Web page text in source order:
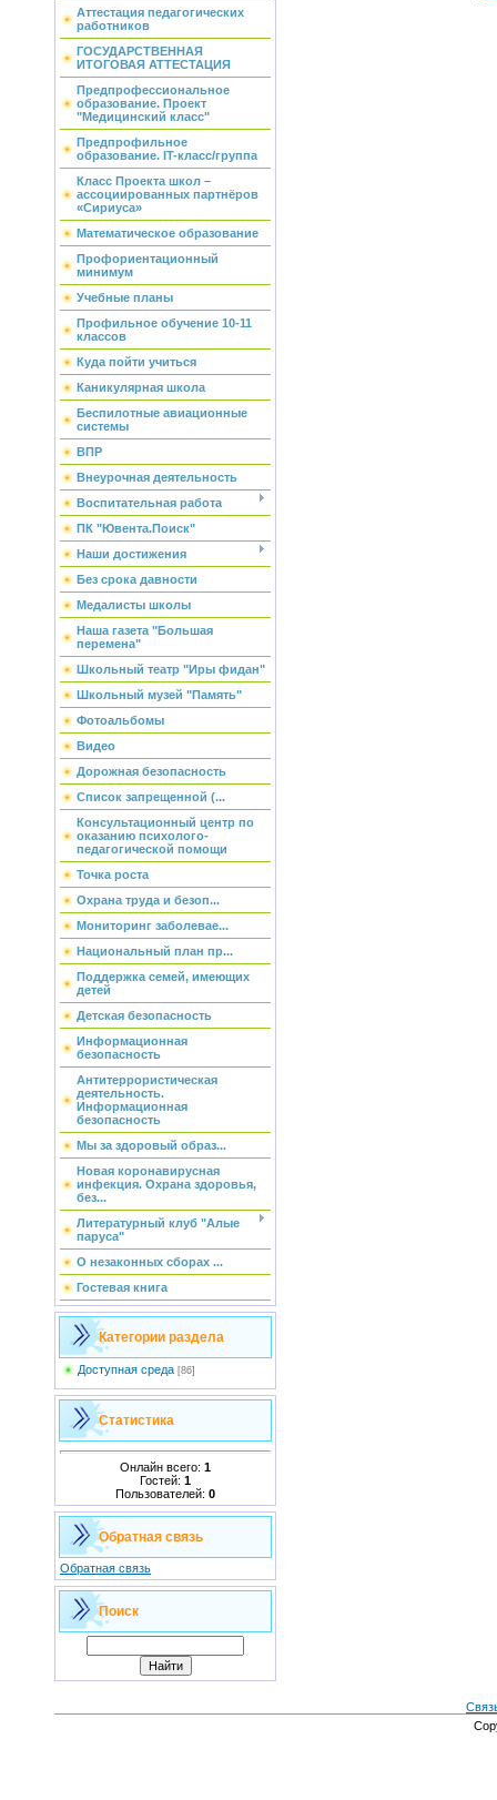
Аттестация педагогических
работников
ГОСУДАРСТВЕННАЯ
ИТОГОВАЯ АТТЕСТАЦИЯ
Предпрофессиональное
образование. Проект
"Медицинский класс"
Предпрофильное
образование. IT-класс/группа
Класс Проекта школ –
ассоциированных партнёров
«Сириуса»
Математическое образование
Профориентационный
минимум
Учебные планы
Профильное обучение 10-11
классов
Куда пойти учиться
Каникулярная школа
Беспилотные авиационные
системы
ВПР
Внеурочная деятельность
Воспитательная работа
ПК "Ювента.Поиск"
Наши достижения
Без срока давности
Медалисты школы
Наша газета "Большая
перемена"
Школьный театр "Иры фидан"
Школьный музей "Память"
Фотоальбомы
Видео
Дорожная безопасность
Список запрещенной (...
Консультационный центр по
оказанию психолого-
педагогической помощи
Точка роста
Охрана труда и безоп...
Мониторинг заболевае...
Национальный план пр...
Поддержка семей, имеющих
детей
Детская безопасность
Информационная
безопасность
Антитеррористическая
деятельность.
Информационная
безопасность
Мы за здоровый образ...
Новая коронавирусная
инфекция. Охрана здоровья,
без...
Литературный клуб "Алые
паруса"
О незаконных сборах ...
Гостевая книга
Категории раздела
Доступная среда [86]
Статистика
Онлайн всего: 1
Гостей: 1
Пользователей: 0
Обратная связь
Обратная связь
Поиск